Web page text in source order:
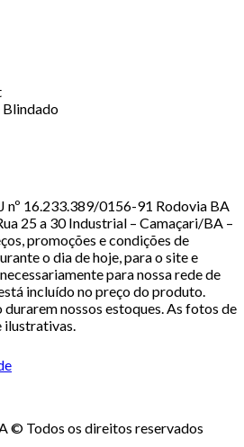
nº 16.233.389/0156-91 Rodovia BA
25 a 30 Industrial – Camaçari/BA –
promoções e condições de
o dia de hoje, para o site e
para nossa rede de
incluído no preço do produto.
nossos estoques. As fotos de
ilustrativas.
© Todos os direitos reservados